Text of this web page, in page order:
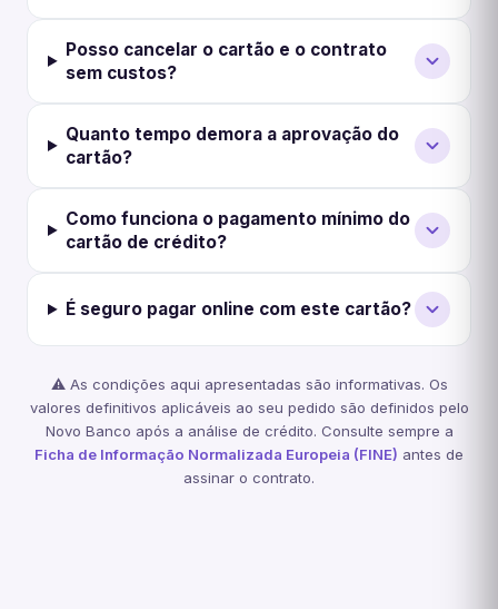
Posso cancelar o cartão e o contrato
sem custos?
Quanto tempo demora a aprovação do
cartão?
Como funciona o pagamento mínimo do
cartão de crédito?
É seguro pagar online com este cartão?
⚠️ As condições aqui apresentadas são informativas. Os
valores definitivos aplicáveis ao seu pedido são definidos pelo
Novo Banco após a análise de crédito. Consulte sempre a
Ficha de Informação Normalizada Europeia (FINE) antes de
assinar o contrato.